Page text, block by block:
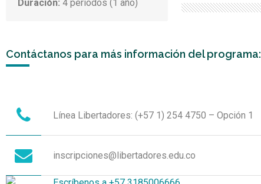
Duración: 4 periodos (1 año)
Contáctanos para más información del programa:
Línea Libertadores: (+57 1) 254 4750 – Opción 1
inscripciones@libertadores.edu.co